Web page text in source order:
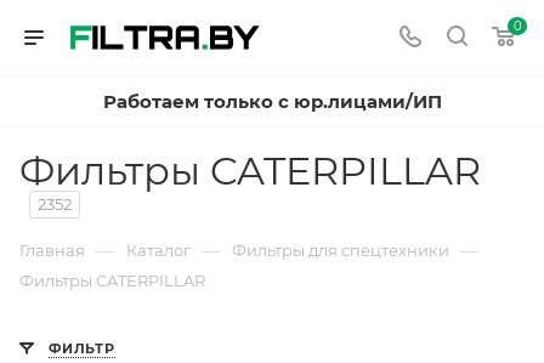
0
Работаем только с юр.лицами/ИП
Фильтры CATERPILLAR
2352
Главная — Каталог — Фильтры для спецтехники —
Фильтры CATERPILLAR
ФИЛЬТР